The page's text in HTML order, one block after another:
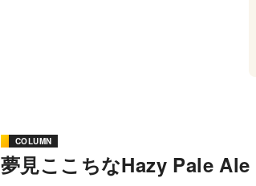
COLUMN
夢見ここちなHazy Pale Ale